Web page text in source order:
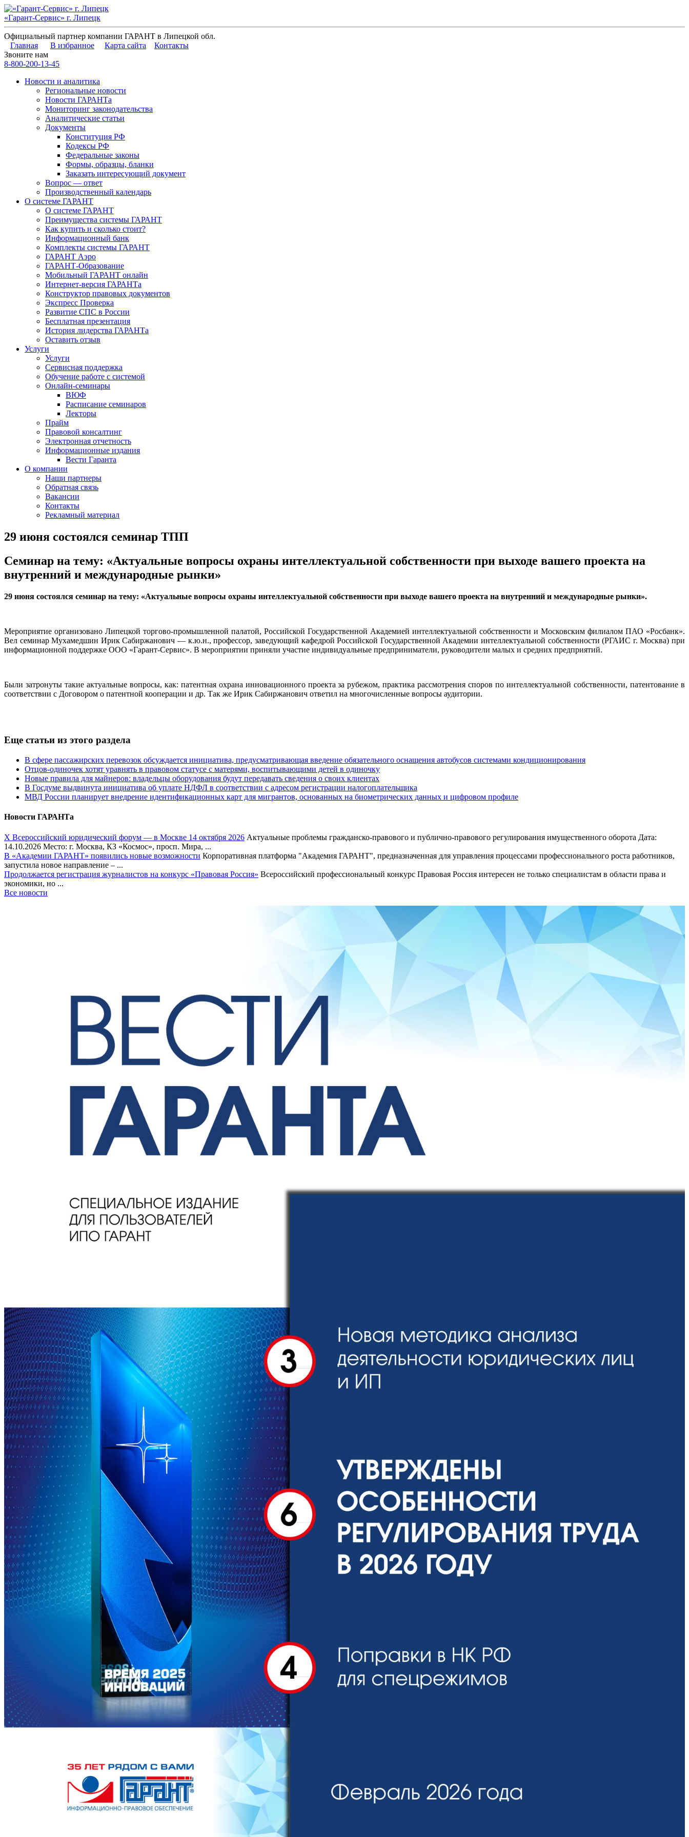
«Гарант-Сервис» г. Липецк
Официальный партнер компании ГАРАНТ в Липецкой обл.
Главная
В избранное Карта сайта
Контакты
Звоните нам
8-800-200-13-45
Новости и аналитика
Региональные новости
Новости ГАРАНТа
Мониторинг законодательства
Аналитические статьи
Документы
Конституция РФ
Кодексы РФ
Федеральные законы
Формы, образцы, бланки
Заказать интересующий документ
Вопрос — ответ
Производственный календарь
О системе ГАРАНТ
О системе ГАРАНТ
Преимущества системы ГАРАНТ
Как купить и сколько стоит?
Информационный банк
Комплекты системы ГАРАНТ
ГАРАНТ Аэро
ГАРАНТ-Образование
Мобильный ГАРАНТ онлайн
Интернет-версия ГАРАНТа
Конструктор правовых документов
Экспресс Проверка
Развитие СПС в России
Бесплатная презентация
История лидерства ГАРАНТа
Оставить отзыв
Услуги
Услуги
Сервисная поддержка
Обучение работе с системой
Онлайн-семинары
ВЮФ
Расписание семинаров
Лекторы
Прайм
Правовой консалтинг
Электронная отчетность
Информационные издания
Вести Гаранта
О компании
Наши партнеры
Обратная связь
Вакансии
Контакты
Рекламный материал
29 июня состоялся семинар ТПП
Семинар на тему: «Актуальные вопросы охраны интеллектуальной собственности при выходе вашего проекта на
внутренний и международные рынки»
29 июня состоялся семинар на тему: «Актуальные вопросы охраны интеллектуальной собственности при выходе вашего проекта на внутренний и международные рынки».
Мероприятие организовано Липецкой торгово-промышленной палатой, Российской Государственной Академией интеллектуальной собственности и Московским филиалом ПАО «Росбанк».
Вел семинар Мухамедшин Ирик Сабиржанович — к.ю.н., профессор, заведующий кафедрой Российской Государственной Академии интеллектуальной собственности (РГАИС г. Москва) при
информационной поддержке ООО «Гарант-Сервис». В мероприятии приняли участие индивидуальные предприниматели, руководители малых и средних предприятий.
Были затронуты такие актуальные вопросы, как: патентная охрана инновационного проекта за рубежом, практика рассмотрения споров по интеллектуальной собственности, патентование в
соответствии с Договором о патентной кооперации и др. Так же Ирик Сабиржанович ответил на многочисленные вопросы аудитории.
Еще статьи из этого раздела
В сфере пассажирских перевозок обсуждается инициатива, предусматривающая введение обязательного оснащения автобусов системами кондиционирования
Отцов-одиночек хотят уравнять в правовом статусе с матерями, воспитывающими детей в одиночку
Новые правила для майнеров: владельцы оборудования будут передавать сведения о своих клиентах
В Госдуме выдвинута инициатива об уплате НДФЛ в соответствии с адресом регистрации налогоплательщика
МВД России планирует внедрение идентификационных карт для мигрантов, основанных на биометрических данных и цифровом профиле
Новости ГАРАНТа
Х Всероссийский юридический форум — в Москве 14 октября 2026 Актуальные проблемы гражданско-правового и публично-правового регулирования имущественного оборота Дата:
14.10.2026 Место: г. Москва, КЗ «Космос», просп. Мира, ...
В «Академии ГАРАНТ» появились новые возможности Корпоративная платформа "Академия ГАРАНТ", предназначенная для управления процессами профессионального роста работников,
запустила новое направление – ...
Продолжается регистрация журналистов на конкурс «Правовая Россия» Всероссийский профессиональный конкурс Правовая Россия интересен не только специалистам в области права и
экономики, но ...
Все новости